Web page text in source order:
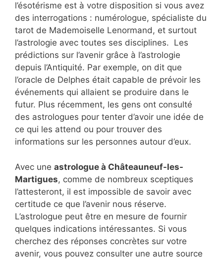
l’ésotérisme est à votre disposition si vous avez
des interrogations : numérologue, spécialiste du
tarot de Mademoiselle Lenormand, et surtout
l’astrologie avec toutes ses disciplines. Les
prédictions sur l’avenir grâce à l’astrologie
depuis l’Antiquité. Par exemple, on dit que
l’oracle de Delphes était capable de prévoir les
événements qui allaient se produire dans le
futur. Plus récemment, les gens ont consulté
des astrologues pour tenter d’avoir une idée de
ce qui les attend ou pour trouver des
informations sur les personnes autour d’eux.
Avec une astrologue à Châteauneuf-les-
Martigues, comme de nombreux sceptiques
l’attesteront, il est impossible de savoir avec
certitude ce que l’avenir nous réserve.
L’astrologue peut être en mesure de fournir
quelques indications intéressantes. Si vous
cherchez des réponses concrètes sur votre
avenir, vous pouvez consulter une autre source